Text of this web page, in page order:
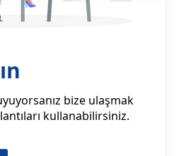
bize ulaşmak
kullanabilirsiniz.